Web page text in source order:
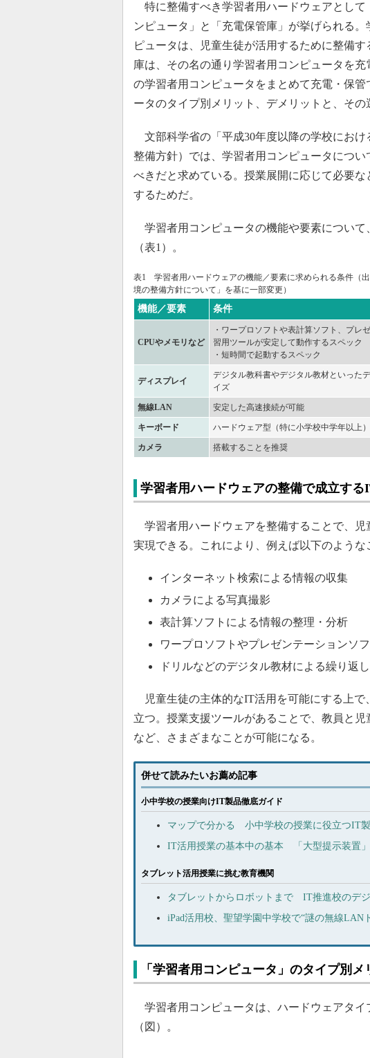
特に整備すべき学習者用ハードウェアとして
ンピュータ」と「充電保管庫」が挙げられる。
ピュータは、児童生徒が活用するために整備
庫は、その名の通り学習者用コンピュータを
の学習者用コンピュータをまとめて充電・保
ータのタイプ別メリット、デメリットと、その
文部科学省の「平成30年度以降の学校におけ
整備方針）では、学習者用コンピュータにつ
べきだと求めている。授業展開に応じて必要
するためだ。
学習者用コンピュータの機能や要素について
（表1）。
表1 学習者用ハードウェアの機能／要素に求められる条件（
境の整備方針について」を基に一部変更）
機能／要素 条件
CPUやメモリなど
・ワープロソフトや表計算ソフト、プレ
習用ツールが安定して動作するスペック
・短時間で起動するスペック
ディスプレイ
デジタル教科書やデジタル教材といった
イズ
無線LAN 安定した高速接続が可能
キーボード ハードウェア型（特に小学校中学年以上）
カメラ 搭載することを推奨
学習者用ハードウェアの整備で成立する
学習者用ハードウェアを整備することで、児
実現できる。これにより、例えば以下のような
インターネット検索による情報の収集
カメラによる写真撮影
表計算ソフトによる情報の整理・分析
ワープロソフトやプレゼンテーションソ
ドリルなどのデジタル教材による繰り返
児童生徒の主体的なIT活用を可能にする上で
立つ。授業支援ツールがあることで、教員と
など、さまざまなことが可能になる。
併せて読みたいお薦め記事
小中学校の授業向けIT製品徹底ガイド
マップで分かる 小中学校の授業に役立つIT
IT活用授業の基本中の基本 「大型提示装置
タブレット活用授業に挑む教育機関
タブレットからロボットまで IT推進校のデ
iPad活用校、聖望学園中学校で“謎の無線LAN
「学習者用コンピュータ」のタイプ別
学習者用コンピュータは、ハードウェアタイ
（図）。